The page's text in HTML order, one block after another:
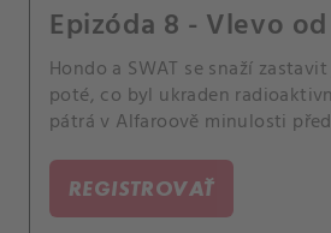
Epizóda 8 - Vlevo
Hondo a SWAT se snaží
poté, co byl ukraden
pátrá v Alfaroově minulosti
REGISTROVAŤ